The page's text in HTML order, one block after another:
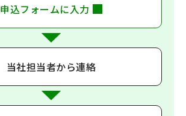
申込フォームに入力
当社担当者から連絡